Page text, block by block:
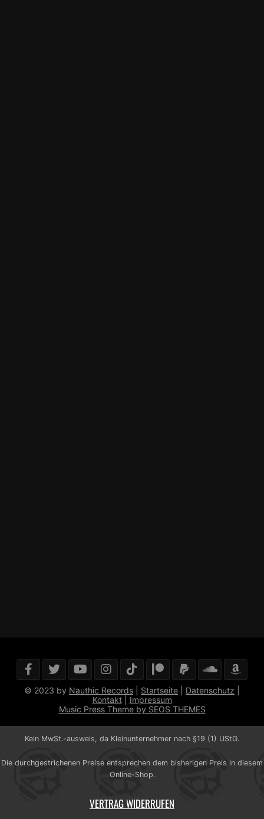
© 2023 by Nauthic Records Startseite Datenschutz
Kontakt| Impressum
Music Press Theme by SEOS THEMES
Kein MwSt.-ausweis, da Kleinunternehmer nach §19 (1) UStG.
Die durchgestrichenen Preise entsprechen dem bisherigen Preis in diesem
Online-Shop.
VERTRAG WIDERRUFEN